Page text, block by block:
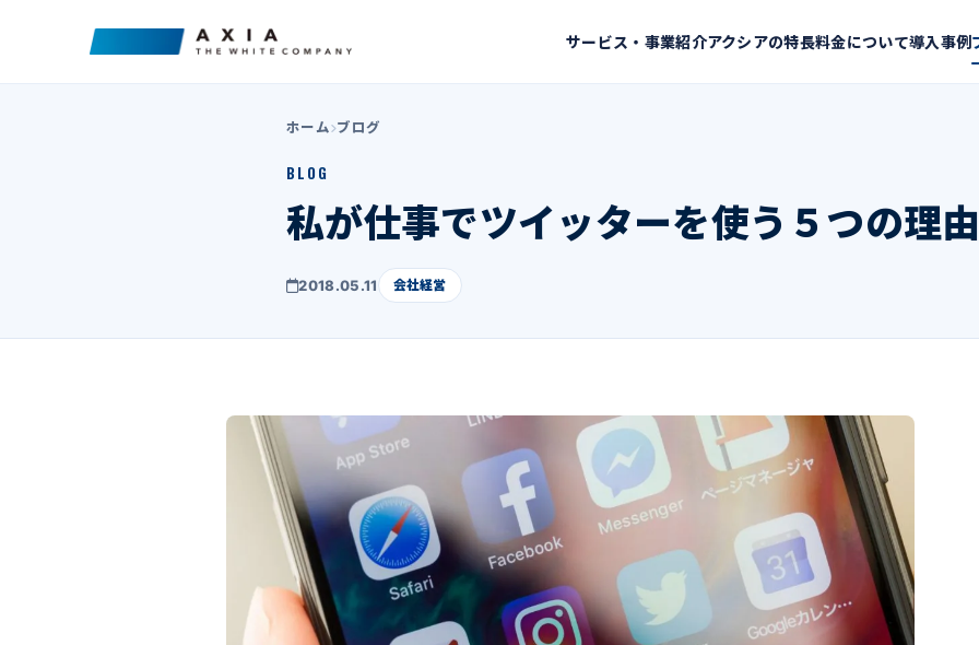
サービス・事業紹介アクシアの特長料金について導入事例
ホーム ブログ
BLOG
私が仕事でツイッターを使う５つの理由
2018.05.11 会社経営